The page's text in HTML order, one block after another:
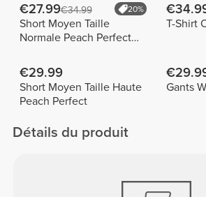
€27.99€34.99 20%
Short Moyen Taille
Normale Peach Perfect
T-Shirt
€29.99
Short Moyen Taille Haute
Peach Perfect
Gants
Détails du produit